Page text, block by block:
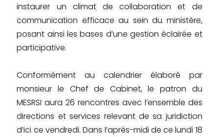
instaurer un climat de collaboration et de
communication efficace au sein du ministère,
posant ainsi les bases d’une gestion éclairée et
participative.
Conformément au calendrier élaboré par
monsieur le Chef de Cabinet, le patron du
MESRSI aura 26 rencontres avec l’ensemble des
directions et services relevant de sa juridiction
d’ici ce vendredi. Dans l’après-midi de ce lundi 18